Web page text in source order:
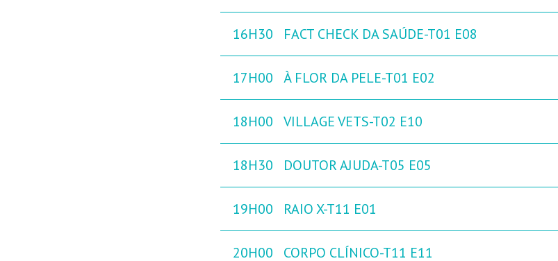
16H30 FACT CHECK DA SAÚDE-T01 E08
17H00 À FLOR DA PELE-T01 E02
18H00 VILLAGE VETS-T02 E10
18H30 DOUTOR AJUDA-T05 E05
19H00 RAIO X-T11 E01
20H00 CORPO CLÍNICO-T11 E11